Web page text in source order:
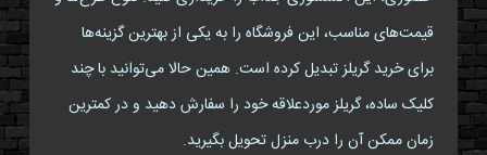
قیمت‌های مناسب، این فروشگاه را به یکی از بهترین گزینه‌ها
برای خرید گریلز تبدیل کرده است. همین حالا می‌توانید با چند
کلیک ساده، گریلز موردعلاقه خود را سفارش دهید و در کمترین
زمان ممکن آن را درب منزل تحویل بگیرید.